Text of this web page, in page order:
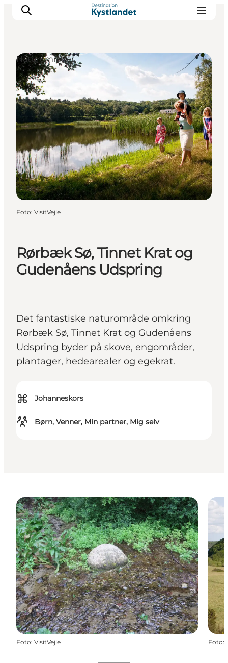
Det sker
Byer
Oplevelser
Overnatning
Køb billet
Rørbæk Sø, Tinnet Krat og
Gudenåens Udspring
Det fantastiske naturområde omkring
Rørbæk Sø, Tinnet Krat og Gudenåens
Udspring byder på skove, engområder,
plantager, hedearealer og egekrat.
⌘ Johanneskors
Børn, Venner, Min partner, Mig selv
Naturområder
Foto: VisitVejle
Foto: VisitVejle Foto: